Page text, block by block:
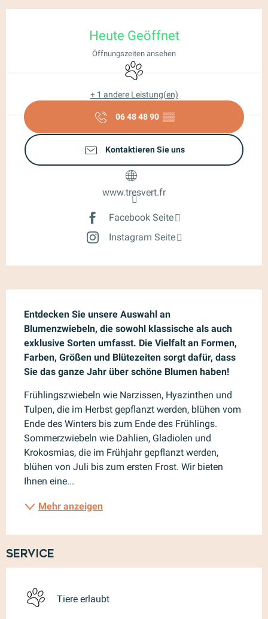
Heute Geöffnet
Öffnungszeiten ansehen
Tiere erlaubt
+ 1 andere Leistung(en)
06 48 48 90 ▒▒
Kontaktieren Sie uns
www.tresvert.fr
Facebook Seite
Instagram Seite
Entdecken Sie unsere Auswahl an
Blumenzwiebeln, die sowohl klassische als auch
exklusive Sorten umfasst. Die Vielfalt an Formen,
Farben, Größen und Blütezeiten sorgt dafür, dass
Sie das ganze Jahr über schöne Blumen haben!
Frühlingszwiebeln wie Narzissen, Hyazinthen und
Tulpen, die im Herbst gepflanzt werden, blühen vom
Ende des Winters bis zum Ende des Frühlings.
Sommerzwiebeln wie Dahlien, Gladiolen und
Krokosmias, die im Frühjahr gepflanzt werden,
blühen von Juli bis zum ersten Frost. Wir bieten
Ihnen eine...
Mehr anzeigen
Service
Tiere erlaubt